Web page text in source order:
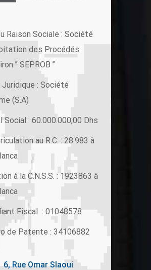
Raison Sociale : Société
des Procédés
’’ SEPROB ’’
Juridique : Société
(S.A)
Social : 60.000.000,00 Dhs
au R.C. : 28.983 à
à la C.N.S.S. : 1923863 à
Fiscal : 01048578
de Patente : 34106882
6, Rue Omar Slaoui